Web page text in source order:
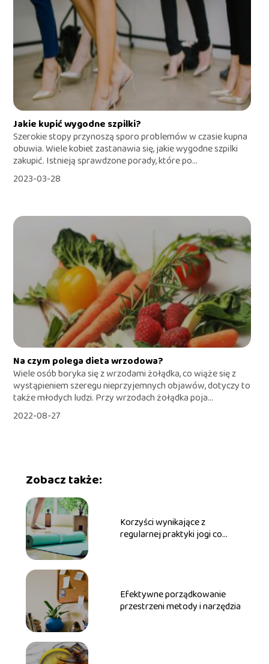
Jakie kupić wygodne szpilki?
Szerokie stopy przynoszą sporo problemów w czasie kupna
obuwia. Wiele kobiet zastanawia się, jakie wygodne szpilki
zakupić. Istnieją sprawdzone porady, które po...
2023-03-28
Na czym polega dieta wrzodowa?
Wiele osób boryka się z wrzodami żołądka, co wiąże się z
wystąpieniem szeregu nieprzyjemnych objawów, dotyczy to
także młodych ludzi. Przy wrzodach żołądka poja...
2022-08-27
Zobacz także:
Korzyści wynikające z
regularnej praktyki jogi co
Efektywne porządkowanie
przestrzeni metody i narzędzia